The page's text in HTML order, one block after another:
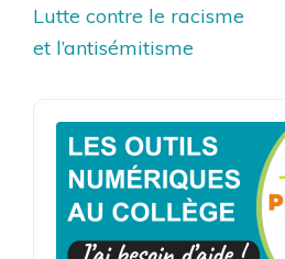
Navigation
de
Lutte contre le racisme
et l’antisémitisme